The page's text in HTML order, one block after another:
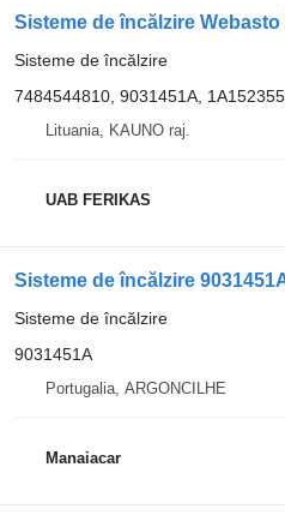
Sisteme de încălzire
Sisteme de încălzire
7484544810, 9031451A,
Lituania, KAUNO raj.
UAB FERIKAS
Sisteme de încălzire
Sisteme de încălzire
9031451A
Portugalia, ARGONCILHE
Manaiacar